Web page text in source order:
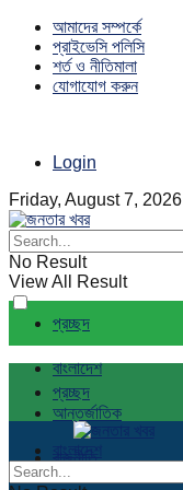
আমাদের সম্পর্কে
প্রাইভেসি পলিসি
শর্ত ও নীতিমালা
যোগাযোগ করুন
Login
Friday, August 7, 2026
No Result
View All Result
প্রচ্ছদ
বাংলাদেশ
আন্তর্জাতিক
রাজনীতি
প্রচ্ছদ
বাংলাদেশ